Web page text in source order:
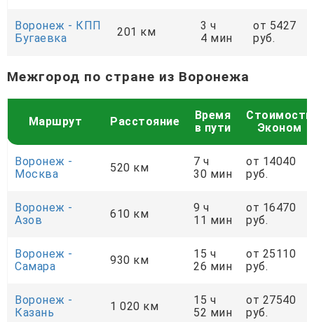
Воронеж - КПП
Бугаевка
201 км
3 ч
4 мин
от 5427
руб.
Межгород по стране из Воронежа
Маршрут Расстояние
Время
в пути
Стоимость
Эконом
Воронеж -
Москва
520 км
7 ч
30 мин
от 14040
руб.
Воронеж -
Азов
610 км
9 ч
11 мин
от 16470
руб.
Воронеж -
Самара
930 км
15 ч
26 мин
от 25110
руб.
Воронеж -
Казань
1 020 км
15 ч
52 мин
от 27540
руб.